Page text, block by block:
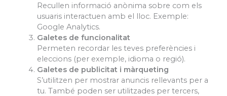
Recullen informació anònima sobre com els
usuaris interactuen amb el lloc. Exemple:
Google Analytics.
Galetes de funcionalitat
Permeten recordar les teves preferències i
eleccions (per exemple, idioma o regió).
Galetes de publicitat i màrqueting
S’utilitzen per mostrar anuncis rellevants per a
tu. També poden ser utilitzades per tercers,